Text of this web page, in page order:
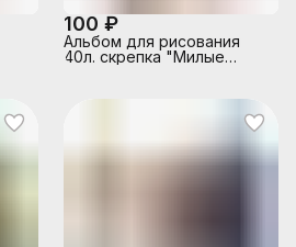
100 ₽
Альбом для рисования
40л. скрепка "Милые